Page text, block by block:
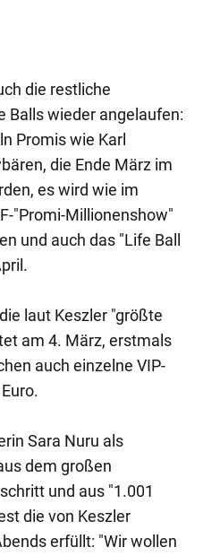
die restliche
Balls wieder angelaufen:
Promis wie Karl
die Ende März im
es wird wie im
"Promi-Millionenshow"
und auch das "Life Ball
laut Keszler "größte
am 4. März, erstmals
auch einzelne VIP-
Sara Nuru als
dem großen
und aus "1.001
die von Keszler
erfüllt: "Wir wollen